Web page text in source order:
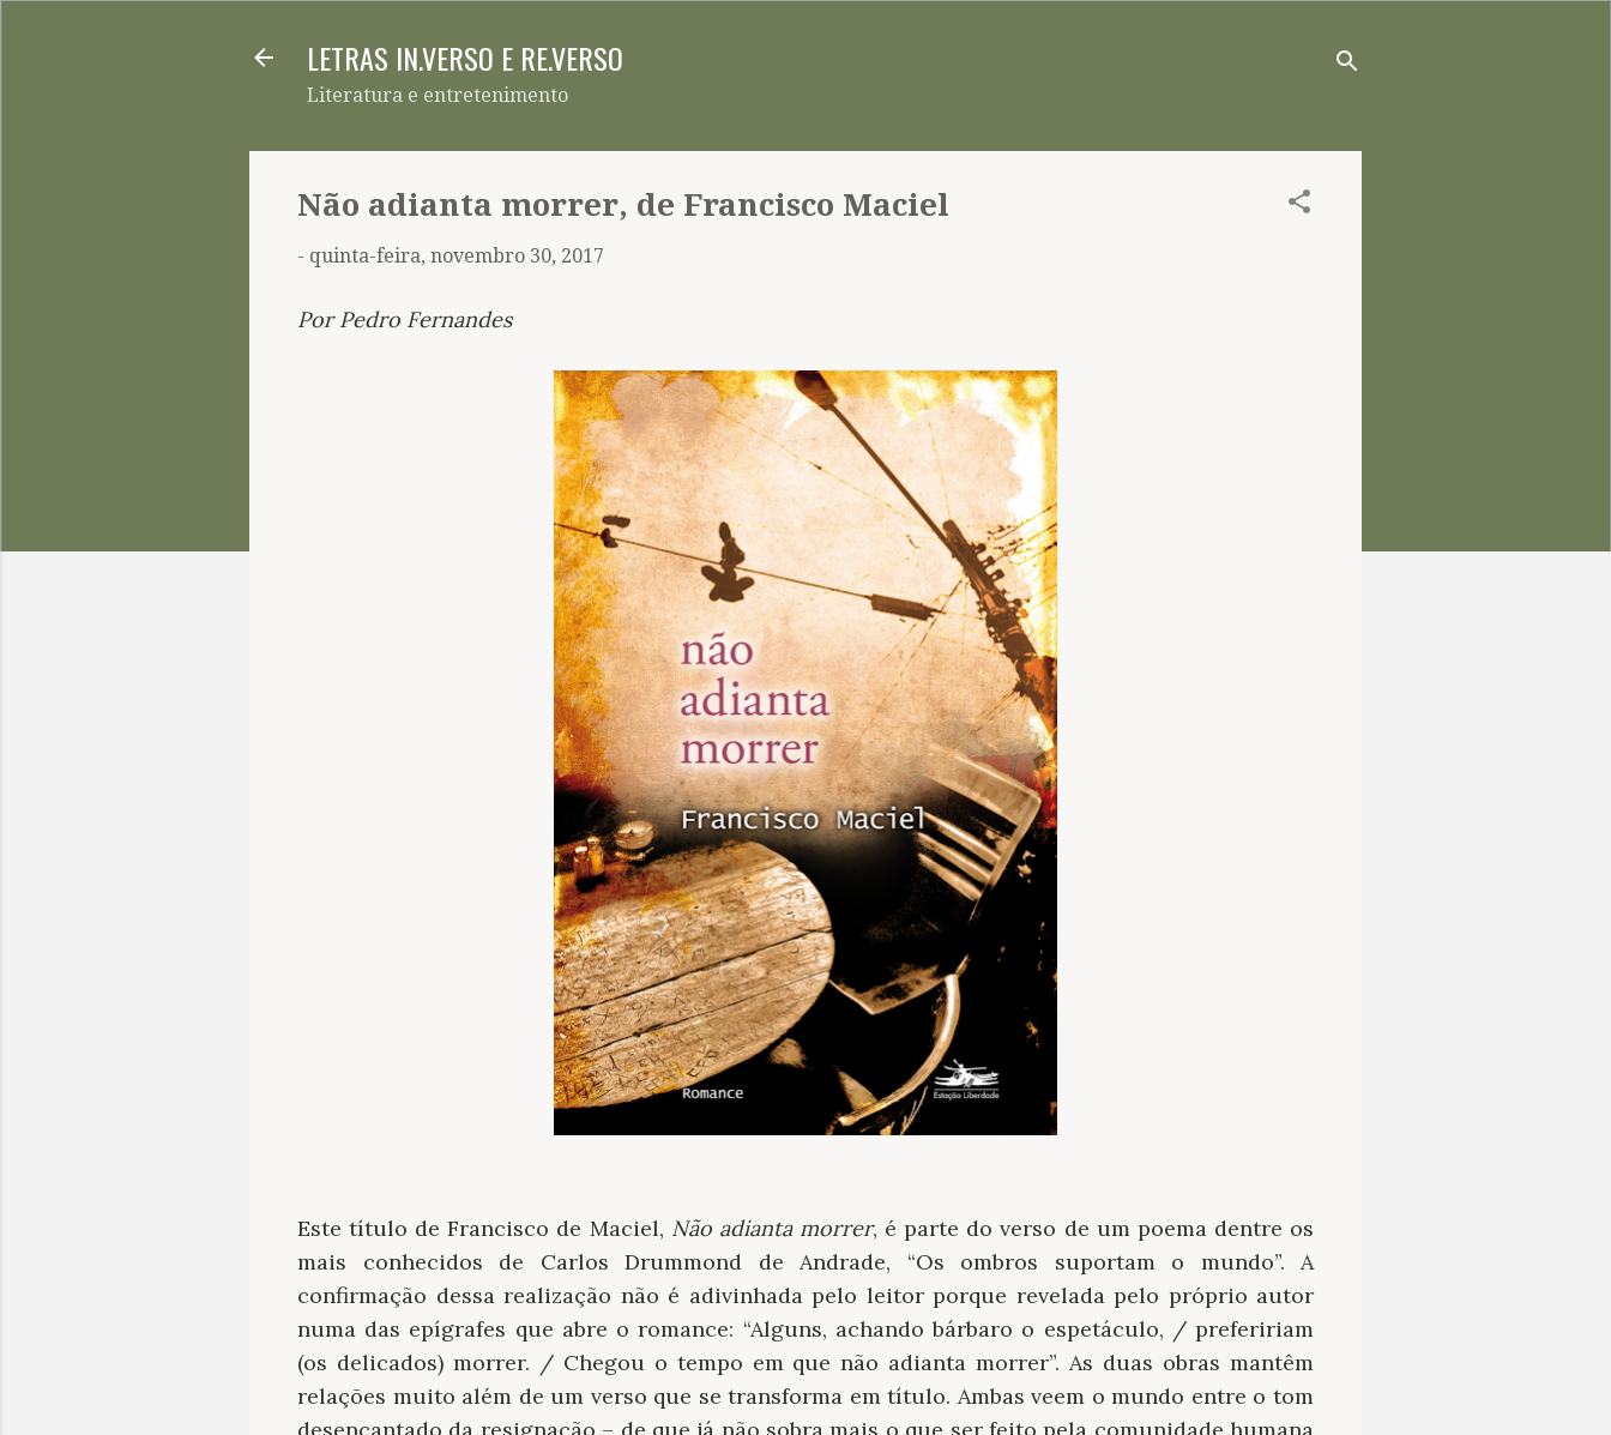
LETRAS IN.VERSO E RE.VERSO
Literatura e entretenimento
Não adianta morrer, de Francisco Maciel
- quinta-feira, novembro 30, 2017
Por Pedro Fernandes
Este título de Francisco de Maciel, Não adianta morrer, é parte do verso de um poema dentre os
mais conhecidos de Carlos Drummond de Andrade, “Os ombros suportam o mundo”. A
confirmação dessa realização não é adivinhada pelo leitor porque revelada pelo próprio autor
numa das epígrafes que abre o romance: “Alguns, achando bárbaro o espetáculo, / prefeririam
(os delicados) morrer. / Chegou o tempo em que não adianta morrer”. As duas obras mantêm
relações muito além de um verso que se transforma em título. Ambas veem o mundo entre o tom